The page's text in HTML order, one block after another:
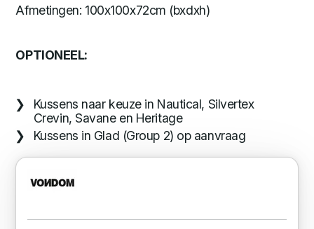
Afmetingen: 100x100x72cm (bxdxh)
OPTIONEEL:
Kussens naar keuze in Nautical, Silvertex
Crevin, Savane en Heritage
Kussens in Glad (Group 2) op aanvraag